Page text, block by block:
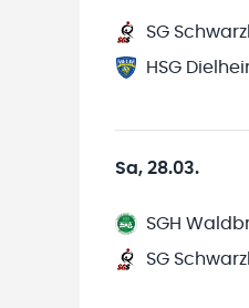
SG
HSG
Sa, 28.03.
SGH
SG